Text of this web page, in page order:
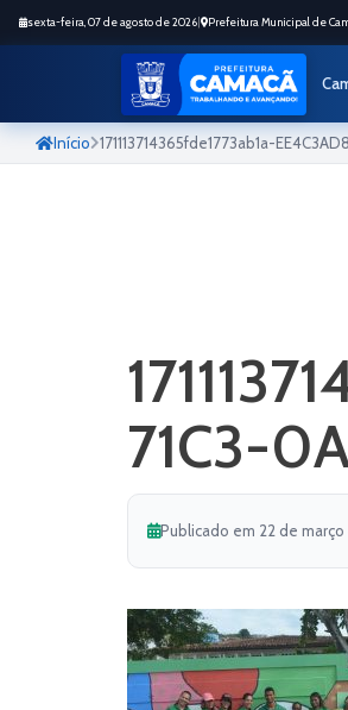
sexta-feira, 07 de agosto de 2026 Prefeitura Municipal de
Início 171113714365fde1773ab1a-
71C3-
Publicado em 22 de